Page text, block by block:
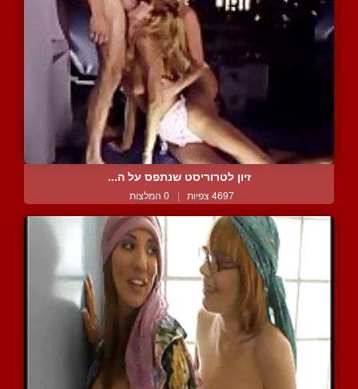
זיון לטרוריסט שנתפס על ה...
4697 צפיות | 0 המלצות